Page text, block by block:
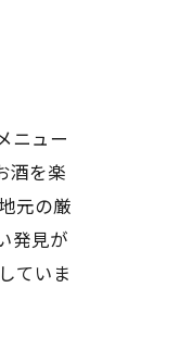
ニュー
酒を楽
元の厳
発見が
ていま